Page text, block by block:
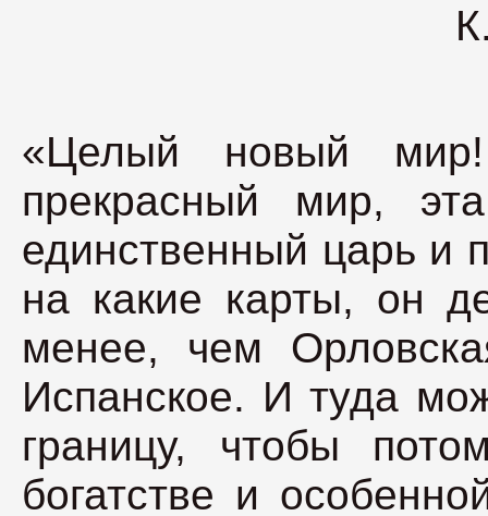
«Целый новый
прекрасный мир,
единственный царь и
на какие карты, он
менее, чем
Испанское. И туда
границу, чтобы
богатстве и